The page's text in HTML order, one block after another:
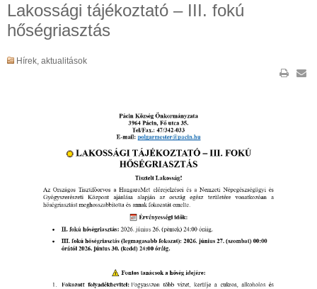
Lakossági tájékoztató – III. fokú
hőségriasztás
Hírek, aktualitások